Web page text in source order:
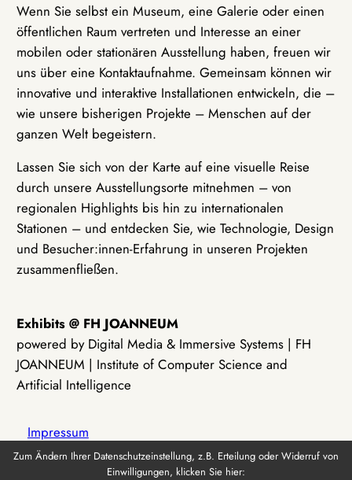
Wenn Sie selbst ein Museum, eine Galerie oder einen
öffentlichen Raum vertreten und Interesse an einer
mobilen oder stationären Ausstellung haben, freuen wir
uns über eine Kontaktaufnahme. Gemeinsam können wir
innovative und interaktive Installationen entwickeln, die –
wie unsere bisherigen Projekte – Menschen auf der
ganzen Welt begeistern.
Lassen Sie sich von der Karte auf eine visuelle Reise
durch unsere Ausstellungsorte mitnehmen – von
regionalen Highlights bis hin zu internationalen
Stationen – und entdecken Sie, wie Technologie, Design
und Besucher:innen-Erfahrung in unseren Projekten
zusammenfließen.
Exhibits @ FH JOANNEUM
powered by Digital Media & Immersive Systems | FH
JOANNEUM | Institute of Computer Science and
Artificial Intelligence
Impressum
Zum Ändern Ihrer Datenschutzeinstellung, z.B. Erteilung oder Widerruf von
Einwilligungen, klicken Sie hier: